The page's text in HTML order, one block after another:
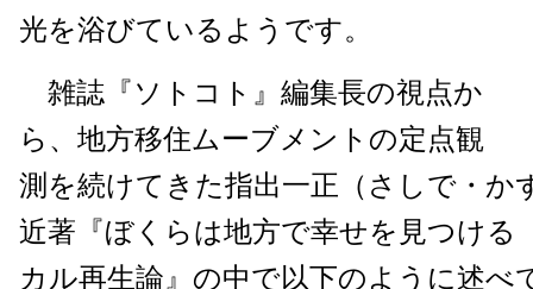
光を浴びているようです。
雑誌『ソトコト』編集長の視点か
ら、地方移住ムーブメントの定点観
測を続けてきた指出一正（さしで・か
近著『ぼくらは地方で幸せを見つけ
カル再生論』の中で以下のように述べ